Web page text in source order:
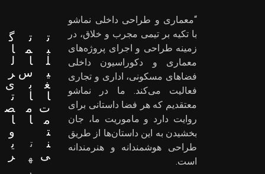
“معماری و طراحی داخلی نماشو
با تکیه بر تیمی مجرب و خلاق، در
زمینه طراحی و اجرای پروژه‌های
معماری و دکوراسیون داخلی
فضاهای مسکونی، اداری و تجاری
فعالیت می‌کند. ما در نماشو
معتقدیم که هر فضا داستانی برای
روایت دارد و ماموریت ما، جان
بخشیدن به این داستان‌ها از طریق
طراحی هوشمندانه و هنرمندانه
است.
ت
ب
ل
ی
غ
ا
ت
م
ت
ن
ی
ت
م
ا
س
ب
ا
م
ا
ت
ه
ر
گ
ا
ل
ر
ی
ت
ص
ا
و
ی
ر